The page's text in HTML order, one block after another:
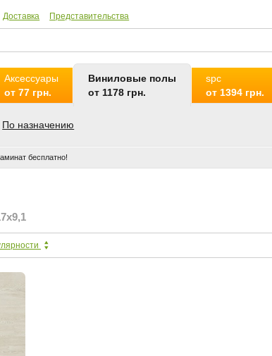
Доставка Представительства
Аксессуары
от 77 грн.
Виниловые полы
от 1178 грн.
spc
от 1394 грн.
По назначению
бесплатно!